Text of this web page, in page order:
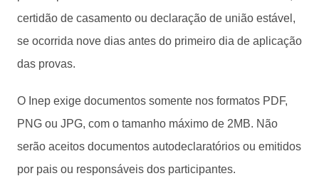
certidão de casamento ou declaração de união estável,
se ocorrida nove dias antes do primeiro dia de aplicação
das provas.
O Inep exige documentos somente nos formatos PDF,
PNG ou JPG, com o tamanho máximo de 2MB. Não
serão aceitos documentos autodeclaratórios ou emitidos
por pais ou responsáveis dos participantes.